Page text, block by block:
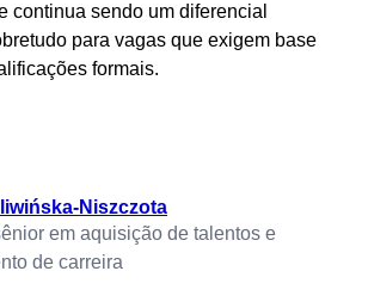
continua sendo um diferencial
para vagas que exigem base
formais.
Niszczota
em aquisição de talentos e
de carreira